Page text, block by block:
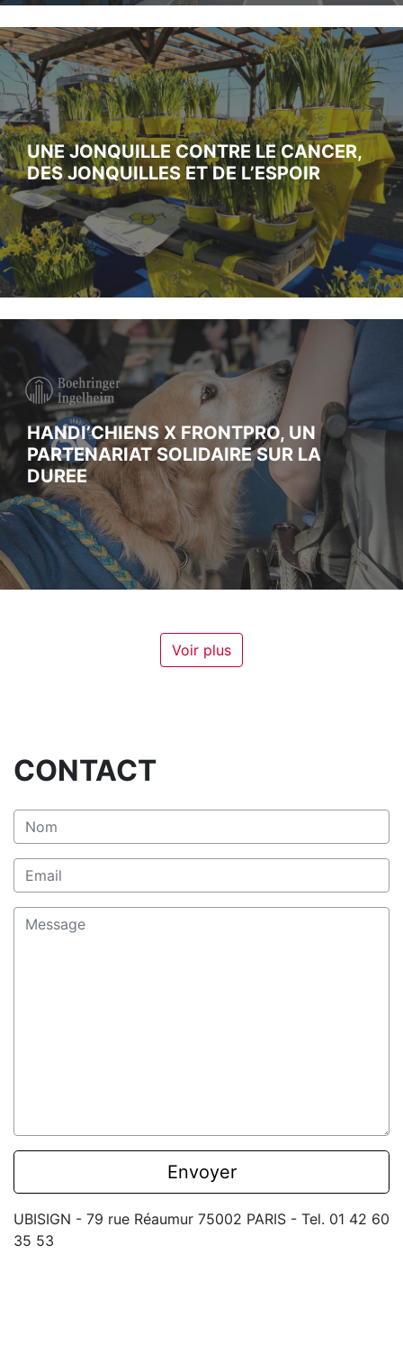
UNE JONQUILLE CONTRE LE CANCER,
DES JONQUILLES ET DE L’ESPOIR
HANDI’CHIENS X FRONTPRO, UN
PARTENARIAT SOLIDAIRE SUR LA
DUREE
Voir plus
CONTACT
UBISIGN - 79 rue Réaumur 75002 PARIS - Tel. 01 42 60
35 53